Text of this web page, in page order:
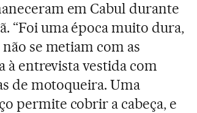
em Cabul durante
“Foi uma época muito dura,
se metiam com as
à entrevista vestida com
de motoqueira. Uma
permite cobrir a cabeça, e